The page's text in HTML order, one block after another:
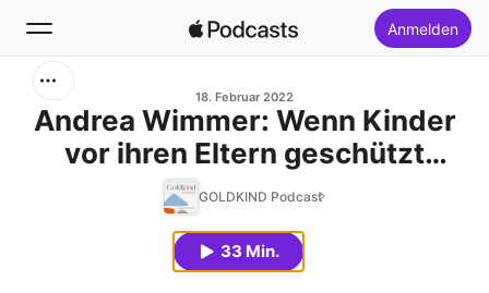
Anmelden
Startseite
18. Februar 2022
Andrea Wimmer: Wenn Kinder
vor ihren Eltern geschützt
werden müssen
GOLDKIND Podcast
33 Min.